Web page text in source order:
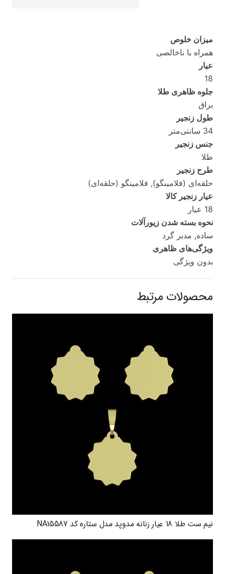
میزان خلوص
همراه با ناخالصی
عیار
18
جلوه ظاهری طلا
براق
طول زنجیر
34 سانتی‌متر
جنس زنجیر
طلا
طرح زنجیر
حلقه‌ای (فلامینگو), فلامینگو (حلقه‌ای)
عیار زنجیر کالا
18 عیار
نحوه بسته شدن زیورآلات
ساده, مدبر گرد
ویژگی‌های ظاهری
بدون ویژگی
محصولات مرتبط
نیم ست طلا 18 عیار زنانه مدوپد مدل ستاره کد NA15587